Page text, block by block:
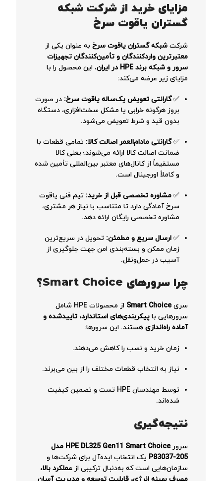
مزایای خرید از شرکت شبکه
گستران یاقوت سرخ
شرکت شبکه گستران یاقوت سرخ به عنوان یکی از
معتبرترین واردکنندگان و تأمین‌کنندگان تجهیزات
سرور و شبکه برند HPE در ایران
، این محصول را با
مزایای زیر عرضه می‌کند:
✅گارانتی تعویض یک‌ساله یاقوت سرخ: در صورت
بروز هرگونه خرابی یا مشکل سخت‌افزاری، دستگاه
بدون قید و شرط تعویض می‌شود.
✅گارانتی مادام‌العمر اصالت کالا: تمامی قطعات با
ضمانت اصالت کالا ارائه می‌شوند؛ یعنی کالا
مستقیماً از کانال‌های معتبر بین‌المللی تأمین شده
و کاملاً اورجینال است.
✅ مشاوره تخصصی قبل از خرید: تیم فنی یاقوت
سرخ آمادگی دارد تا متناسب با نیاز هر مشتری،
مشاوره تخصصی رایگان ارائه دهد.
✅ ارسال سریع و مطمئن: تحویل در سریع‌ترین
زمان ممکن و بسته‌بندی امن جهت جلوگیری از
آسیب در حمل‌ونقل.
چرا سرورهای Smart Choice؟
سریSmart Choice
از محصولات HPE شامل
سرورهایی با پیکربندی‌های استاندارد، تاییدشده و
آماده راه‌اندازی هستند. این سرورها:
زمان خرید و نصب را کاهش می‌دهند.
نیاز به انتخاب قطعات مختلف را از بین می‌برند.
توسط مهندسان HPE تست و تضمین کیفیت
شده‌اند.
نتیجه‌گیری
سرور
HPE DL325 Gen11 Smart Choice مدل
P83037-205 یک انتخاب ایده‌آل برای شرکت‌ها و
سازمان‌هایی است که به‌دنبال ترکیبی از عملکرد بالا،